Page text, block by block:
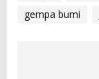
gempa bumi